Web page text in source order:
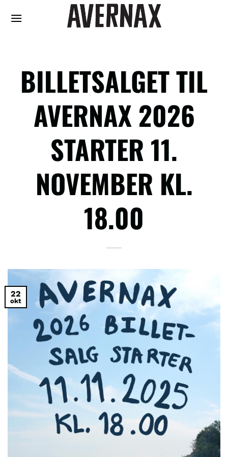
BILLETSALGET TIL
AVERNAX 2026
STARTER 11.
NOVEMBER KL.
18.00
22
okt